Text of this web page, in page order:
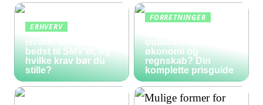
ERHVERV
Hvilket lønsystem er
bedst til SMV’er, og
hvilke krav bør du
stille?
FORRETNINGER
outsourcing af
økonomi og
regnskab? Din
komplette prisguide